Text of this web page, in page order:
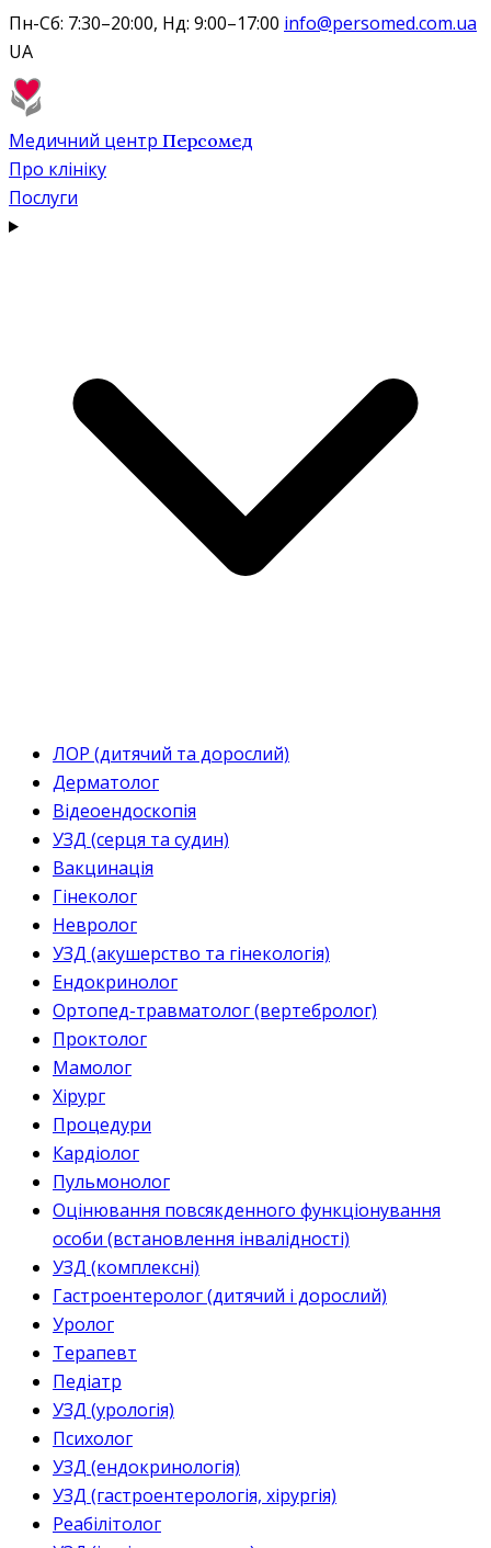
Пн-Сб: 7:30–20:00, Нд: 9:00–17:00 info@persomed.com.ua
UA
Медичний центр Персомед
Про клініку
Послуги
ЛОР (дитячий та дорослий)
Дерматолог
Відеоендоскопія
УЗД (серця та судин)
Вакцинація
Гінеколог
Невролог
УЗД (акушерство та гінекологія)
Ендокринолог
Ортопед-травматолог (вертебролог)
Проктолог
Мамолог
Хірург
Процедури
Кардіолог
Пульмонолог
Оцінювання повсякденного функціонування
особи (встановлення інвалідності)
УЗД (комплексні)
Гастроентеролог (дитячий і дорослий)
Уролог
Терапевт
Педіатр
УЗД (урологія)
Психолог
УЗД (ендокринологія)
УЗД (гастроентерологія, хірургія)
Реабілітолог